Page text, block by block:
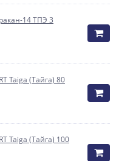
14 ТПЭ 3
Taiga (Тайга) 80
Taiga (Тайга) 100